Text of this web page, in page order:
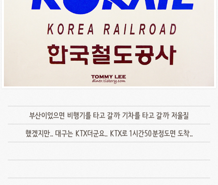
부산이었으면 비행기를 타고 갈까 기차를 타고 갈까 저울질
했겠지만.. 대구는 KTX더군요.. KTX로 1시간50분정도면 도착..